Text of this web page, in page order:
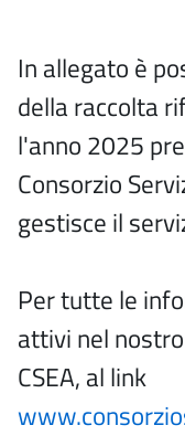
In allegato è
della raccolta
l'anno 2025
Consorzio
gestisce il
Per tutte le
attivi nel
CSEA, al link